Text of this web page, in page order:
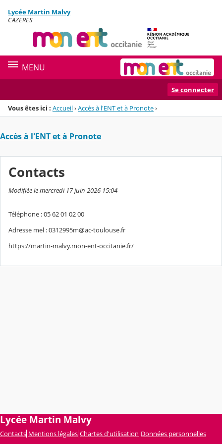
Menu de la rubrique
Contenu
Lycée Martin Malvy
CAZERES
MENU
Se connecter
Vous êtes ici : Accueil›Accès à l'ENT et à Pronote›
Accès à l'ENT et à Pronote
Contacts
Modifiée le mercredi 17 juin 2026 15:04
Téléphone : 05 62 01 02 00
Adresse mel : 0312995m@ac-toulouse.fr
https://martin-malvy.mon-ent-occitanie.fr/
Lycée Martin Malvy
Contacts Mentions légales Chartes d'utilisation Données personnelles